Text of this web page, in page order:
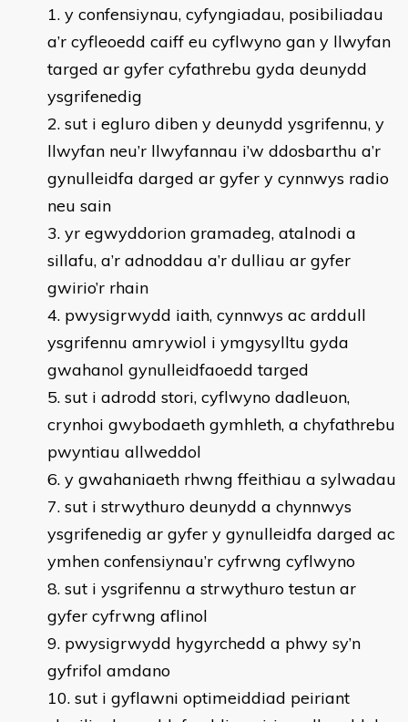
y confensiynau, cyfyngiadau, posibiliadau
a’r cyfleoedd caiff eu cyflwyno gan y llwyfan
targed ar gyfer cyfathrebu gyda deunydd
ysgrifenedig
sut i egluro diben y deunydd ysgrifennu, y
llwyfan neu’r llwyfannau i’w ddosbarthu a’r
gynulleidfa darged ar gyfer y cynnwys radio
neu sain
yr egwyddorion gramadeg, atalnodi a
sillafu, a’r adnoddau a’r dulliau ar gyfer
gwirio’r rhain
pwysigrwydd iaith, cynnwys ac arddull
ysgrifennu amrywiol i ymgysylltu gyda
gwahanol gynulleidfaoedd targed
sut i adrodd stori, cyflwyno dadleuon,
crynhoi gwybodaeth gymhleth, a chyfathrebu
pwyntiau allweddol
y gwahaniaeth rhwng ffeithiau a sylwadau
sut i strwythuro deunydd a chynnwys
ysgrifenedig ar gyfer y gynulleidfa darged ac
ymhen confensiynau’r cyfrwng cyflwyno
sut i ysgrifennu a strwythuro testun ar
gyfer cyfrwng aflinol
pwysigrwydd hygyrchedd a phwy sy’n
gyfrifol amdano
sut i gyflawni optimeiddiad peiriant